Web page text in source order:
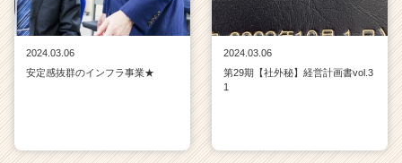
2024.03.06
安定感抜群のインフラ事業★
2024.03.06
第29期【社外秘】経営計画書vol.3
1